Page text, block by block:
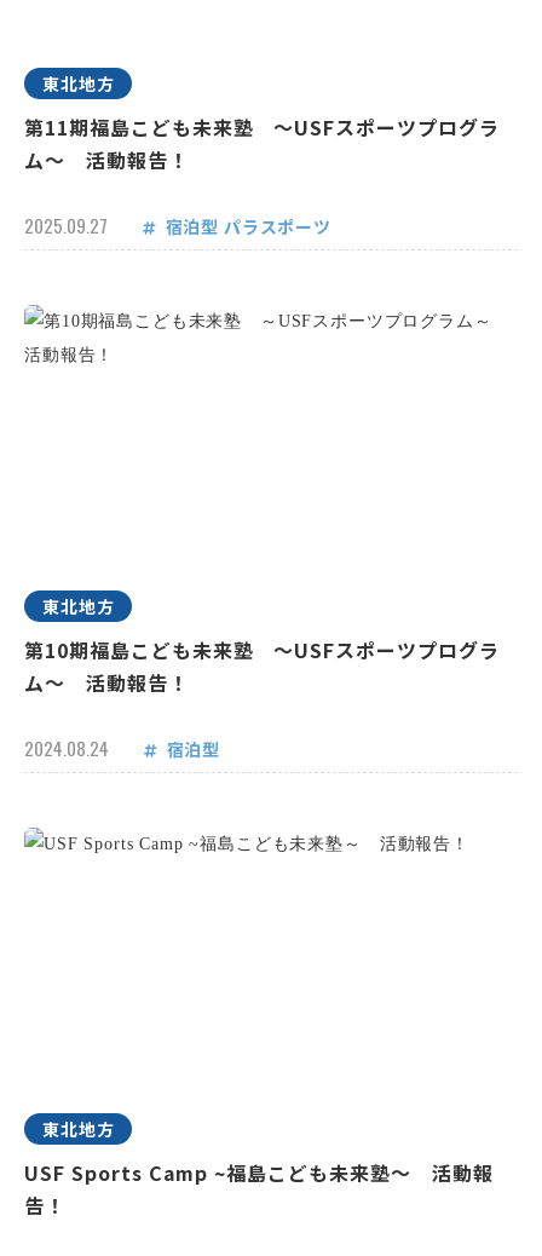
東北地方
第11期福島こども未来塾 ～USFスポーツプログラ
ム～ 活動報告！
2025.09.27 宿泊型 パラスポーツ
東北地方
第10期福島こども未来塾 ～USFスポーツプログラ
ム～ 活動報告！
2024.08.24 宿泊型
東北地方
USF Sports Camp ~福島こども未来塾～ 活動報
告！